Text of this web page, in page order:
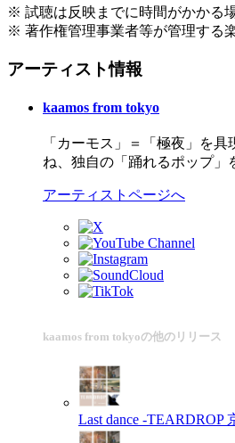
※ 試聴は反映までに時間がかかる
※ 著作権管理事業者等が管理する
アーティスト情報
kaamos from tokyo
「カーモス」＝「極夜」を
ね、独自の「踊れるポップ」
アーティストページへ
kaamos from tokyoの他のリリース
Last dance -TEARDROP